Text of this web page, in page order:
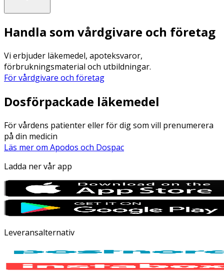
Handla som vårdgivare och företag
Vi erbjuder läkemedel, apoteksvaror,
förbrukningsmaterial och utbildningar.
För vårdgivare och företag
Dosförpackade läkemedel
För vårdens patienter eller för dig som vill prenumerera
på din medicin
Läs mer om Apodos och Dospac
Ladda ner vår app
Leveransalternativ